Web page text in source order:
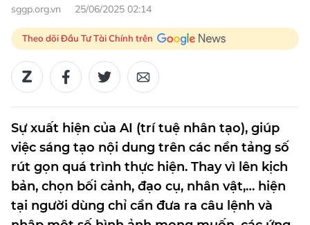
sggp.org.vn 25/06/2025 02:14
Theo dõi Đầu Tư Tài Chính trên
Sự xuất hiện của AI (trí tuệ nhân tạo), giúp
việc sáng tạo nội dung trên các nền tảng số
rút gọn quá trình thực hiện. Thay vì lên kịch
bản, chọn bối cảnh, đạo cụ, nhân vật,… hiện
tại người dùng chỉ cần đưa ra câu lệnh và